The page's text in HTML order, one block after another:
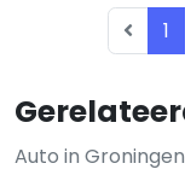
Auto in Groningen
1